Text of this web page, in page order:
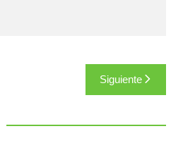
Siguiente